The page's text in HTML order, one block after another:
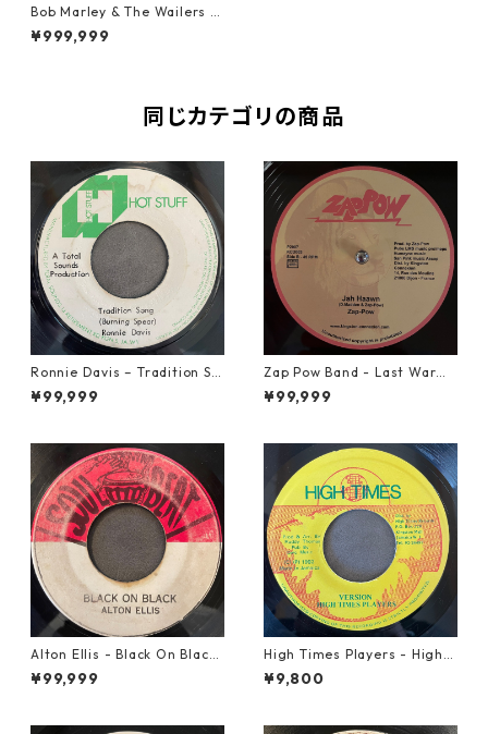
Bob Marley & The Wailers -
Bad Card【7-20842】
¥999,999
同じカテゴリの商品
Ronnie Davis – Tradition So
ng【7-22003】
¥99,999
Zap Pow Band - Last War【1
2-50056】
¥99,999
Alton Ellis - Black On Black
【7-21982】
¥99,999
High Times Players - High T
imes Theme【7-21926】
¥9,800